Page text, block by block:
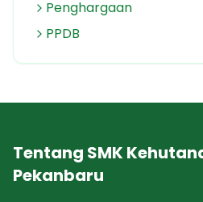
Penghargaan
PPDB
Tentang SMK
Pekanbaru